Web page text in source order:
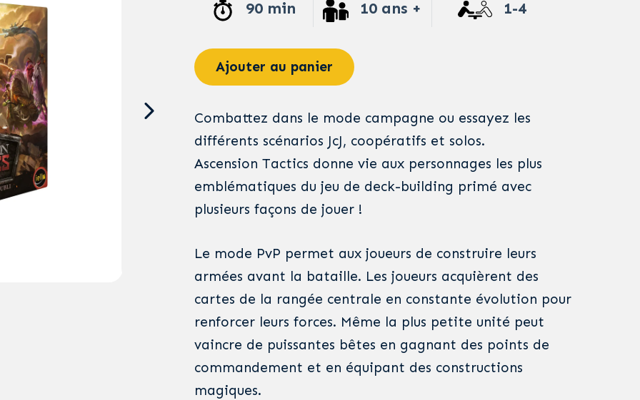
90 min 10 ans + 1-4
Ajouter au panier
Combattez dans le mode campagne ou essayez les
différents scénarios JcJ, coopératifs et solos.
Ascension Tactics donne vie aux personnages les plus
emblématiques du jeu de deck-building primé avec
plusieurs façons de jouer !
Le mode PvP permet aux joueurs de construire leurs
armées avant la bataille. Les joueurs acquièrent des
cartes de la rangée centrale en constante évolution pour
renforcer leurs forces. Même la plus petite unité peut
vaincre de puissantes bêtes en gagnant des points de
commandement et en équipant des constructions
magiques.